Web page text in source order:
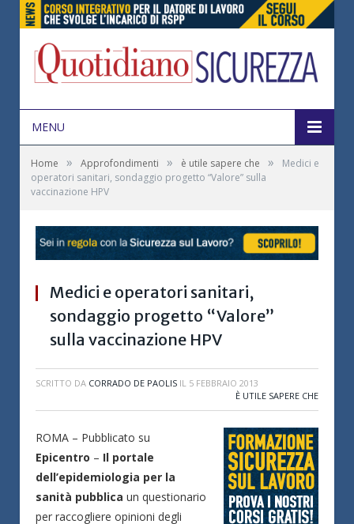
MENU
Home » Approfondimenti » è utile sapere che »
Medici e
operatori sanitari, sondaggio progetto “Valore” sulla
vaccinazione HPV
Medici e operatori sanitari,
sondaggio progetto “Valore”
sulla vaccinazione HPV
SCRITTO DA CORRADO DE PAOLIS IL 5 FEBBRAIO 2013
È UTILE SAPERE CHE
ROMA – Pubblicato su
Epicentro – Il portale
dell’epidemiologia per la
sanità pubblica un questionario
per raccogliere opinioni degli